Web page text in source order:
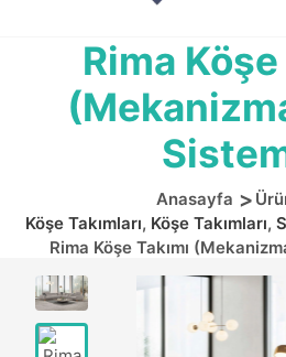
Rima Köşe
Anasayfa
Köşe Takımları, Köşe Takımları,
Rima Köşe Takımı
Previous